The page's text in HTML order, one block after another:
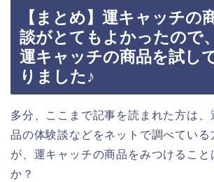
【まとめ】運キャッチの
談がとてもよかったので
運キャッチの商品を試し
りました♪
多分、ここまで記事を読まれた方は、
品の体験談などをネットで調べている
が、運キャッチの商品をみつけること
か？